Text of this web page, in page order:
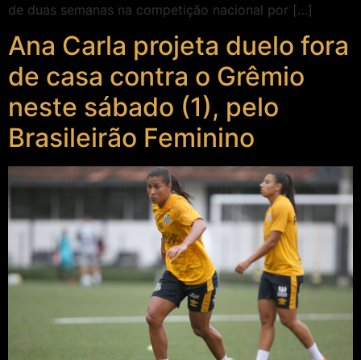
de duas semanas na competição nacional por […]
Ana Carla projeta duelo fora
de casa contra o Grêmio
neste sábado (1), pelo
Brasileirão Feminino